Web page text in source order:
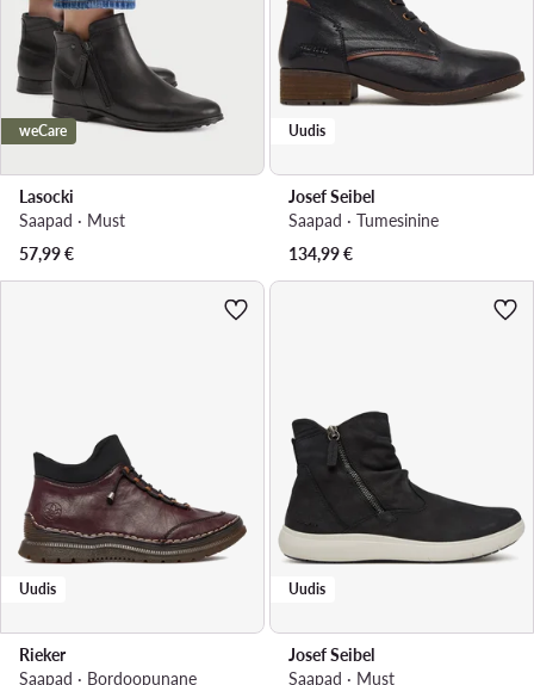
weCare
Lasocki
Saapad · Must
57,99€
Uudis
Josef Seibel
Saapad · Tumesinine
134,99€
Uudis
Rieker
Saapad · Bordoopunane
Uudis
Josef Seibel
Saapad · Must